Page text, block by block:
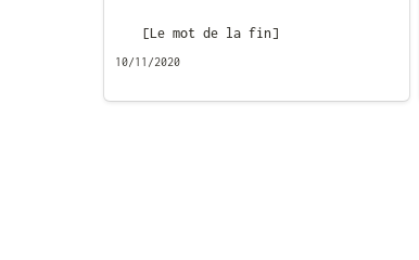
[Le mot de la fin]
10/11/2020